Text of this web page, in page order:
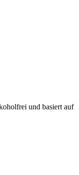
und basiert auf